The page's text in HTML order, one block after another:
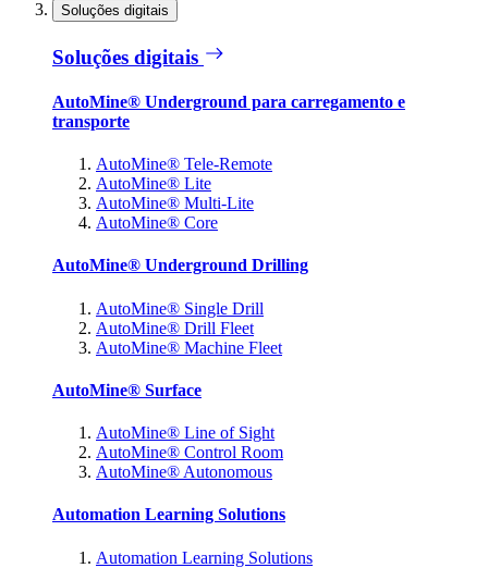
Soluções digitais
Soluções digitais
AutoMine® Underground para carregamento e
transporte
AutoMine® Tele-Remote
AutoMine® Lite
AutoMine® Multi-Lite
AutoMine® Core
AutoMine® Underground Drilling
AutoMine® Single Drill
AutoMine® Drill Fleet
AutoMine® Machine Fleet
AutoMine® Surface
AutoMine® Line of Sight
AutoMine® Control Room
AutoMine® Autonomous
Automation Learning Solutions
Automation Learning Solutions